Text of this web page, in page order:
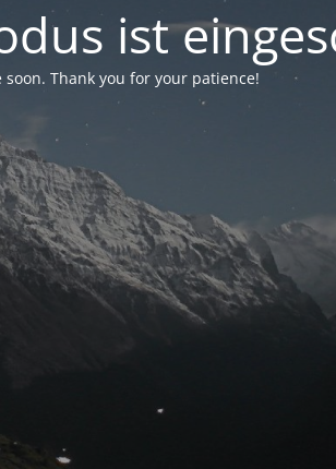
ist
Thank you for your patience!